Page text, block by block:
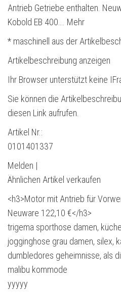
Antrieb Getriebe enthalten.
Kobold EB 400…. Mehr
* maschinell aus der
Artikelbeschreibung anzeigen
Ihr Browser unterstützt keine
Sie können die
diesen Link aufrufen.
Artikel Nr.:
0101401337
Melden |
Ähnlichen Artikel verkaufen
<h3>Motor mit Antrieb für
Neuware 122,10 €</h3>
trigema sporthose damen,
jogginghose grau damen, silex,
dumbledores geheimnisse, als
malibu kommode
yyyyy